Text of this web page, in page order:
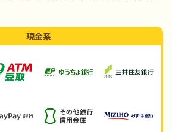
現金系